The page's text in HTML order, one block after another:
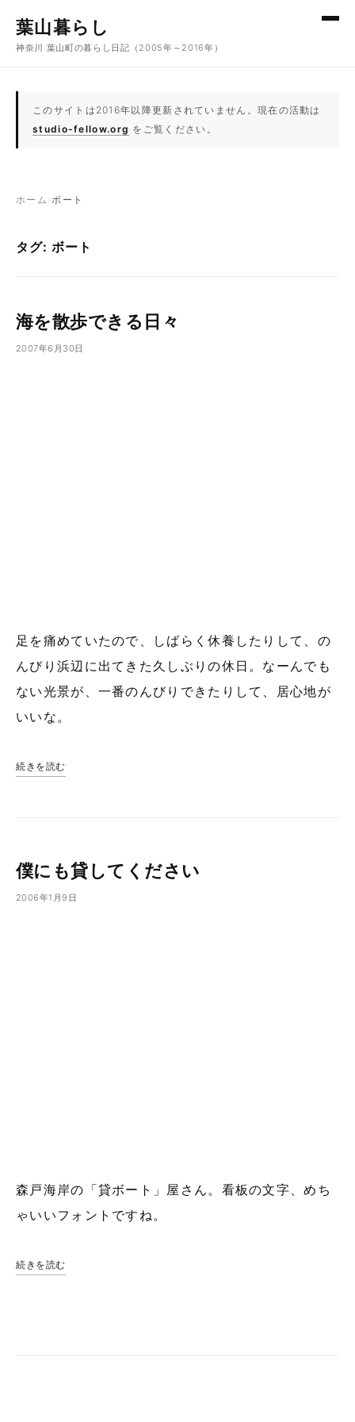
葉山暮らし
神奈川 葉山町の暮らし日記（2005年～2016年）
このサイトは2016年以降更新されていません。現在の活動は
studio-fellow.org をご覧ください。
ホーム ›ボート
タグ: ボート
海を散歩できる日々
2007年6月30日
足を痛めていたので、しばらく休養したりして、の
んびり浜辺に出てきた久しぶりの休日。なーんでも
ない光景が、一番のんびりできたりして、居心地が
いいな。
続きを読む
僕にも貸してください
2006年1月9日
森戸海岸の「貸ボート」屋さん。看板の文字、めち
ゃいいフォントですね。
続きを読む